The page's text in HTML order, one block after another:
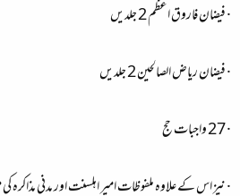
· فیضان فاروق اعظم 2 جلدیں
· فیضان ریاض الصالحین 2 جلدیں
· 27 واجبات حج
· نیز اس کے علاوہ ملفوظات امیر اہلسنت اور مدنی